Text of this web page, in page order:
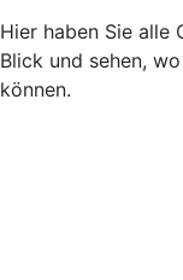
Hier haben Sie alle
Blick und sehen,
können.